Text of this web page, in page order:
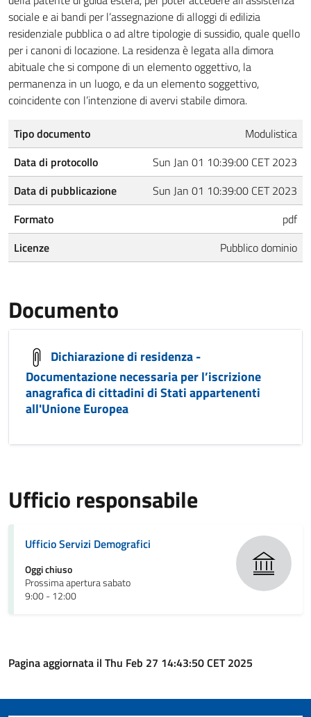
sociale e ai bandi per l’assegnazione di alloggi di edilizia
residenziale pubblica o ad altre tipologie di sussidio, quale quello
per i canoni di locazione. La residenza è legata alla dimora
abituale che si compone di un elemento oggettivo, la
permanenza in un luogo, e da un elemento soggettivo,
coincidente con l’intenzione di avervi stabile di­mora.
Tipo documento
Modulistica
Data di protocollo
Sun Jan 01 10:39:00 CET 2023
Data di pubblicazione
Sun Jan 01 10:39:00 CET 2023
Formato
pdf
Licenze
Pubblico dominio
Documento
Dichiarazione di residenza -
Documentazione necessaria per l’iscrizione
anagrafica di cittadini di Stati appartenenti
all'Unione Europea
Ufficio responsabile
Ufficio Servizi Demografici
Oggi chiuso
Prossima apertura sabato
9:00 - 12:00
Pagina aggiornata il Thu Feb 27 14:43:50 CET 2025